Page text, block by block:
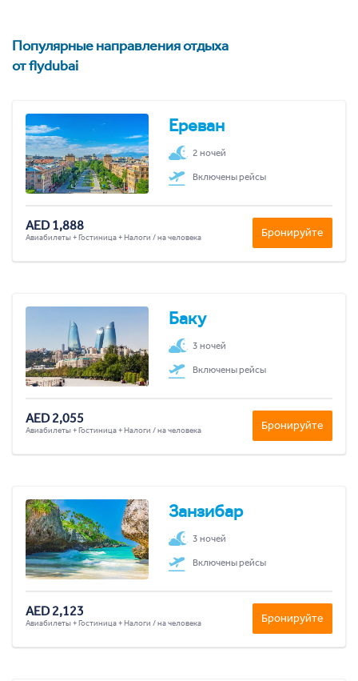
Популярные направления отдыха
от flydubai
Ереван
2 ночей
Включены рейсы
AED 1,888
Авиабилеты + Гостиница + Налоги / на человека Бронируйте
Баку
3 ночей
Включены рейсы
AED 2,055
Авиабилеты + Гостиница + Налоги / на человека Бронируйте
Занзибар
3 ночей
Включены рейсы
AED 2,123
Авиабилеты + Гостиница + Налоги / на человека Бронируйте